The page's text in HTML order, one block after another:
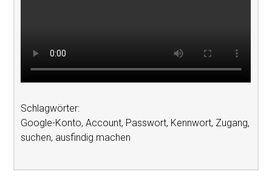
Schlagwörter:
Google-Konto, Account, Passwort, Kennwort, Zugang,
suchen, ausfindig machen